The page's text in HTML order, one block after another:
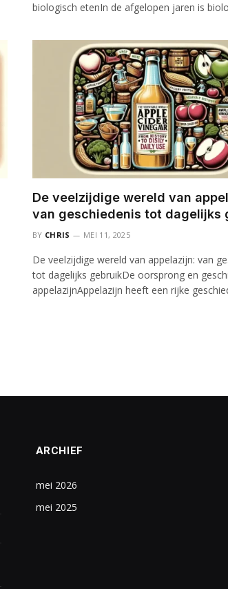
biologisch etenIn de afgelopen jaren is
De veelzijdige wereld van
van geschiedenis tot dagelijks
BY CHRIS MEI 11, 2025
De veelzijdige wereld van appelazijn: van
tot dagelijks gebruikDe oorsprong en
appelazijnAppelazijn heeft een rijke
ARCHIEF
mei 2026
mei 2025